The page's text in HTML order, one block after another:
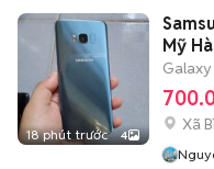
18 phút trước 4
Mỹ
Galaxy
Xã